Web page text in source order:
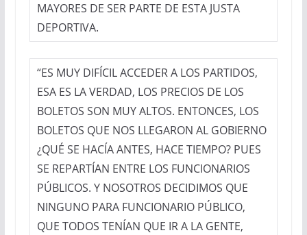
MAYORES DE SER PARTE DE ESTA JUSTA
DEPORTIVA.
“ES MUY DIFÍCIL ACCEDER A LOS PARTIDOS,
ESA ES LA VERDAD, LOS PRECIOS DE LOS
BOLETOS SON MUY ALTOS. ENTONCES, LOS
BOLETOS QUE NOS LLEGARON AL GOBIERNO
¿QUÉ SE HACÍA ANTES, HACE TIEMPO? PUES
SE REPARTÍAN ENTRE LOS FUNCIONARIOS
PÚBLICOS. Y NOSOTROS DECIDIMOS QUE
NINGUNO PARA FUNCIONARIO PÚBLICO,
QUE TODOS TENÍAN QUE IR A LA GENTE,